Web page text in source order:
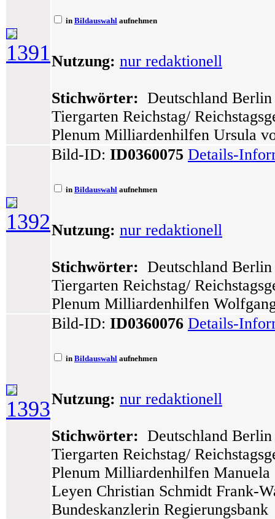
1391
in Bildauswahl aufnehmen
Nutzung: nur redaktionell
Stichwörter: Deutschland
Tiergarten Reichstag/
Plenum Milliardenhilfen Ursula
1392
Bild-ID: ID0360075 Details-
in Bildauswahl aufnehmen
Nutzung: nur redaktionell
Stichwörter: Deutschland
Tiergarten Reichstag/
Plenum Milliardenhilfen
1393
Bild-ID: ID0360076 Details-
in Bildauswahl aufnehmen
Nutzung: nur redaktionell
Stichwörter: Deutschland
Tiergarten Reichstag/
Plenum Milliardenhilfen
Leyen Christian Schmidt Frank-
Bundeskanzlerin Regierungsbank